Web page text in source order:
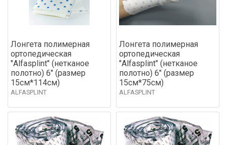
Лонгета полимерная
ортопедическая
"Alfasplint" (нетканое
полотно) 6" (размер
15см*114см)
ALFASPLINT
Лонгета полимерная
ортопедическая
"Alfasplint" (нетканое
полотно) 6" (размер
15см*75см)
ALFASPLINT